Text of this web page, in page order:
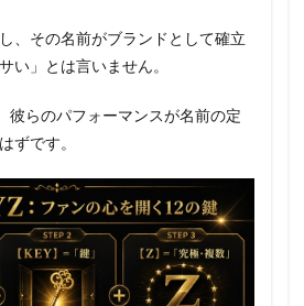
、その名前がブランドとして確立
い」とは言いません。
彼らのパフォーマンスが名前の定
ずです。